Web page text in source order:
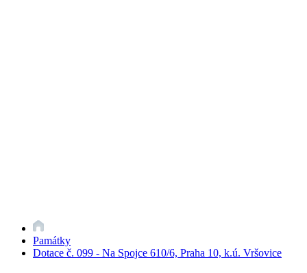
Památky
Dotace č. 099 - Na Spojce 610/6, Praha 10, k.ú. Vršovice